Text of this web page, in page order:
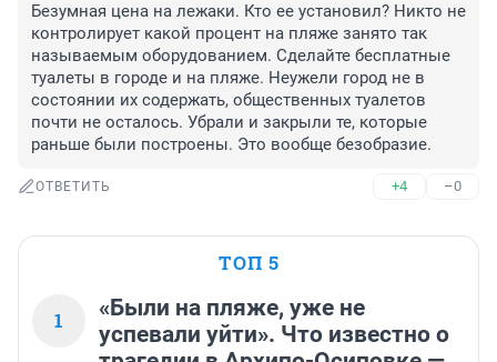
Безумная цена на лежаки. Кто ее установил? Никто не
контролирует какой процент на пляже занято так
называемым оборудованием. Сделайте бесплатные
туалеты в городе и на пляже. Неужели город не в
состоянии их содержать, общественных туалетов
почти не осталось. Убрали и закрыли те, которые
раньше были построены. Это вообще безобразие.
ОТВЕТИТЬ +4 –0
ТОП 5
1
«Были на пляже, уже не
успевали уйти». Что известно о